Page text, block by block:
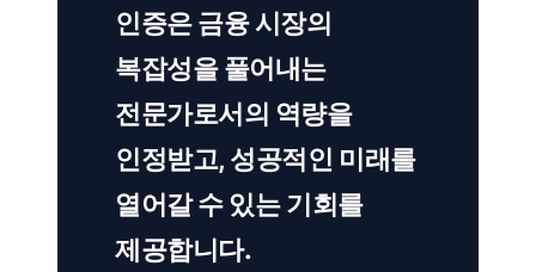
인증은 금융 시장의
복잡성을 풀어내는
전문가로서의 역량을
인정받고, 성공적인 미래를
열어갈 수 있는 기회를
제공합니다.